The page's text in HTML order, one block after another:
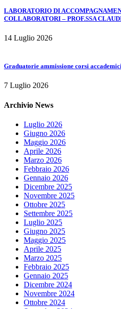
LABORATORIO DI
COLLABORATORI – PROF.SSA
14 Luglio 2026
Graduatorie ammissione corsi
7 Luglio 2026
Archivio News
Luglio 2026
Giugno 2026
Maggio 2026
Aprile 2026
Marzo 2026
Febbraio 2026
Gennaio 2026
Dicembre 2025
Novembre 2025
Ottobre 2025
Settembre 2025
Luglio 2025
Giugno 2025
Maggio 2025
Aprile 2025
Marzo 2025
Febbraio 2025
Gennaio 2025
Dicembre 2024
Novembre 2024
Ottobre 2024